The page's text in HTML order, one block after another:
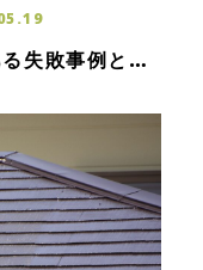
失敗事例と雑
りについて